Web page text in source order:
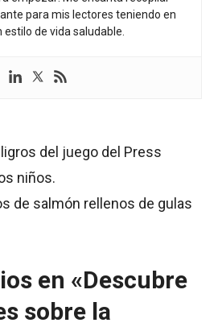
para mis lectores teniendo en
estilo de vida saludable.
del juego del Press
niños.
de salmón rellenos de gulas
en «Descubre
sobre la